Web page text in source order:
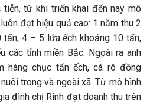
từ khi triển khai đến nay mô
đạt hiệu quả cao: 1 năm thu 2
4 – 5 lứa ếch khoảng 10 tấn,
các tỉnh miền Bắc. Ngoài ra anh
hàng chục tấn ếch, cá rô đồng
trong và ngoài xã. Từ mô hình
đình chị Rinh đạt doanh thu trên